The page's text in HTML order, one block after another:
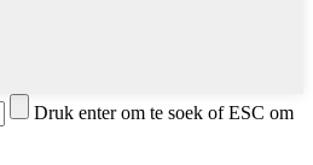
Druk enter om te soek of ESC om